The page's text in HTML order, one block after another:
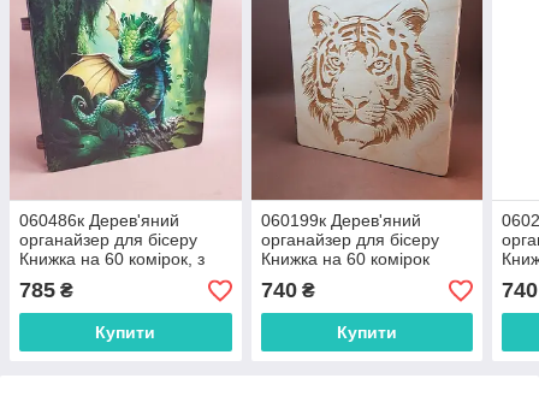
060486к Дерев'яний
органайзер для бісеру
Книжка на 60 комірок, з
двома акриловими
кришками всередині, з
кольоровим друком
785 ₴
Купити
060199к Дерев'яний
органайзер для бісеру
Книжка на 60 комірок
"Тигр", з двома
акриловими кришками
всередині, кожна комірка
740₴
Купити
740